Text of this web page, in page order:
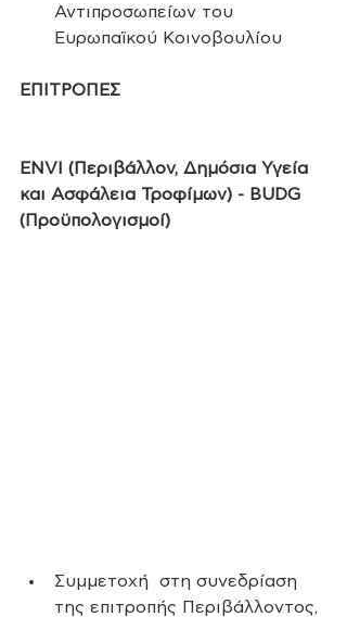
Αντιπροσωπείων του
Ευρωπαϊκού Κοινοβουλίου
ΕΠΙΤΡΟΠΕΣ
ENVI (Περιβάλλον, Δημόσια Υγεία
και Ασφάλεια Τροφίμων) - BUDG
(Προϋπολογισμοί)
Συμμετοχή  στη συνεδρίαση
της επιτροπής Περιβάλλοντος,